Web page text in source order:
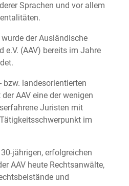
Sprachen und vor allem
der Ausländische
e.V. (AAV) bereits im Jahre
bzw. landesorientierten
AAV eine der wenigen
Juristen mit
im
jährigen, erfolgreichen
AAV heute Rechtsanwälte,
und